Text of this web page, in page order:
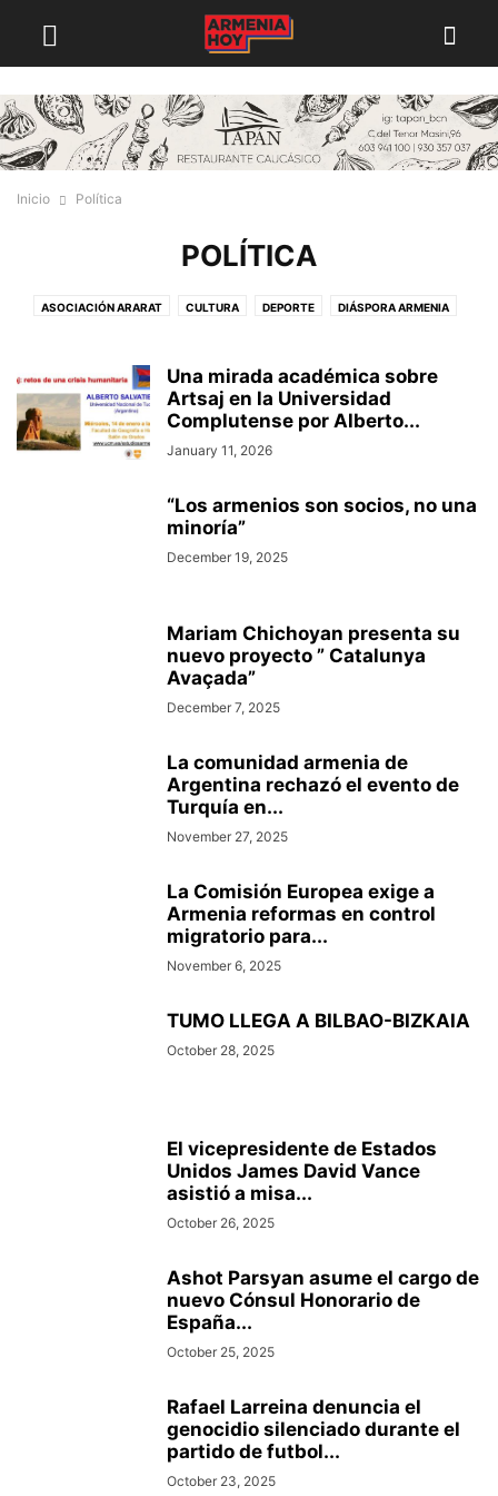
Inicio Política
POLÍTICA
ASOCIACIÓN ARARAT CULTURA DEPORTE DIÁSPORA ARMENIA
Una mirada académica sobre
Artsaj en la Universidad
Complutense por Alberto...
January 11, 2026
“Los armenios son socios, no una
minoría”
December 19, 2025
Mariam Chichoyan presenta su
nuevo proyecto ” Catalunya
Avaçada”
December 7, 2025
La comunidad armenia de
Argentina rechazó el evento de
Turquía en...
November 27, 2025
La Comisión Europea exige a
Armenia reformas en control
migratorio para...
November 6, 2025
TUMO LLEGA A BILBAO-BIZKAIA
October 28, 2025
El vicepresidente de Estados
Unidos James David Vance
asistió a misa...
October 26, 2025
Ashot Parsyan asume el cargo de
nuevo Cónsul Honorario de
España...
October 25, 2025
Rafael Larreina denuncia el
genocidio silenciado durante el
partido de futbol...
October 23, 2025